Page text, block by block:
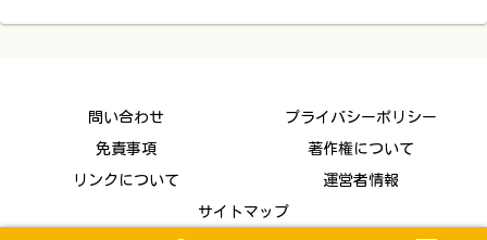
問い合わせ プライバシーポリシー
免責事項 著作権について
リンクについて 運営者情報
サイトマップ